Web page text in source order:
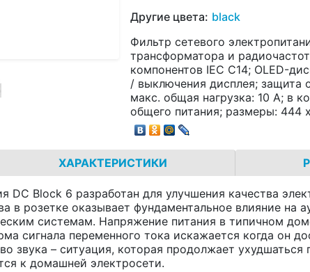
Другие цвета: black
Фильтр сетевого
трансформатора и
компонентов IEC C14; OLED-
/ выключения дисплея; защита
макс. общая нагрузка: 10 А; в
общего питания; размеры: 444
ХАРАКТЕРИСТИКИ
DC Block 6 разработан для улучшения качества
в розетке оказывает фундаментальное влияние на
системам. Напряжение питания в типичном
сигнала переменного тока искажается когда он
звука – ситуация, которая продолжает
к домашней электросети.